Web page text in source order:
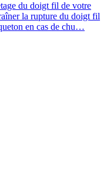
du doigt fil de votre
la rupture du doigt fil
en cas de chu…